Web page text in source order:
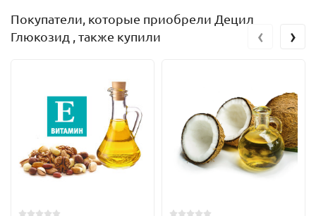
Покупатели, которые приобрели Децил
Глюкозид , также купили
‹ ›